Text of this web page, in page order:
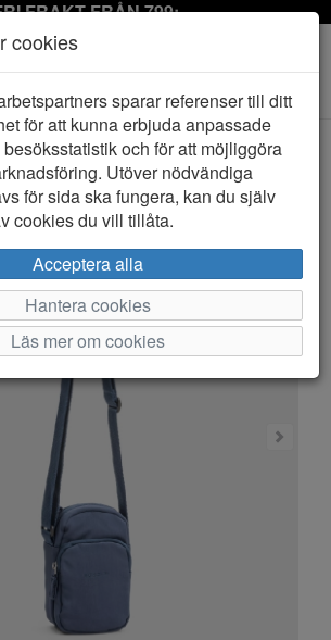
FRAKT FRÅN 799:-
cookies
sparar referenser till ditt
för att kunna erbjuda anpassade
och för att möjliggöra
Utöver nödvändiga
för sida ska fungera, kan du själv
cookies du vill tillåta.
Acceptera alla
Hantera cookies
Läs mer om cookies